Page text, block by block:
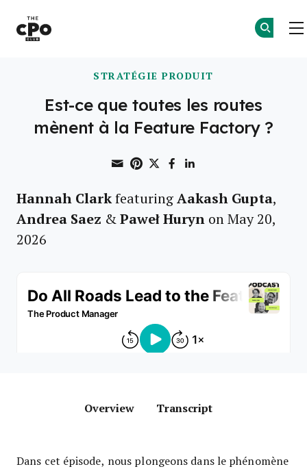
STRATÉGIE PRODUIT
Est-ce que toutes les routes
mènent à la Feature Factory ?
Share through Email
Print this page
Share on Pinterest
Share on Twitter
Share on
Hannah ClarkfeaturingAakash Gupta,
Andrea Saez &Paweł Huryn on May 20,
2026
Overview Transcript
Dans cet épisode, nous plongeons dans le phénomène